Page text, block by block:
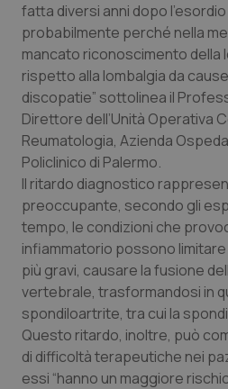
Oncologia & Nutrizione
Psoriasi & pelle
Quotidiano Cardiologia
Quotidiano Chirurgia
Quotidiano Oncologia
Quotidiano Pediatria
Rene & patologie
Salute orale & impianti
fatta diversi anni dopo
probabilmente perché nella
mancato riconoscimento della
rispetto alla lombalgia da
discopatie” sottolinea il
Direttore dell’Unità Operativa
Reumatologia, Azienda
Policlinico di Palermo.
Il ritardo diagnostico
preoccupante, secondo gli
tempo, le condizioni che
infiammatorio possono limitare
più gravi, causare la fusione
vertebrale, trasformandosi in
spondiloartrite, tra cui la
Questo ritardo, inoltre, può
di difficoltà terapeutiche nei
essi “hanno un maggiore